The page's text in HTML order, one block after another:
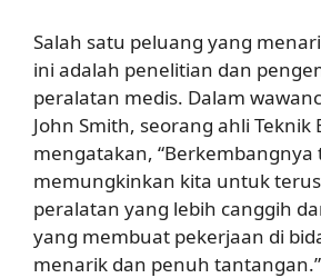
Salah satu peluang yang
ini adalah penelitian dan
peralatan medis. Dalam
John Smith, seorang ahli Teknik
mengatakan, “Berkembangnya
memungkinkan kita untuk
peralatan yang lebih canggih
yang membuat pekerjaan di
menarik dan penuh tantangan.”